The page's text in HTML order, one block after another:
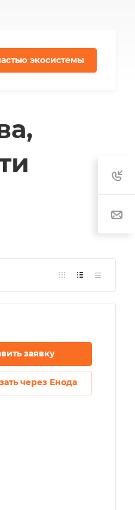
экосистемы
заявку
через Енода